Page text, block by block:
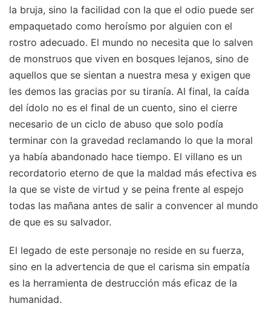
la bruja, sino la facilidad con la que el odio puede ser
empaquetado como heroísmo por alguien con el
rostro adecuado. El mundo no necesita que lo salven
de monstruos que viven en bosques lejanos, sino de
aquellos que se sientan a nuestra mesa y exigen que
les demos las gracias por su tiranía. Al final, la caída
del ídolo no es el final de un cuento, sino el cierre
necesario de un ciclo de abuso que solo podía
terminar con la gravedad reclamando lo que la moral
ya había abandonado hace tiempo. El villano es un
recordatorio eterno de que la maldad más efectiva es
la que se viste de virtud y se peina frente al espejo
todas las mañana antes de salir a convencer al mundo
de que es su salvador.
El legado de este personaje no reside en su fuerza,
sino en la advertencia de que el carisma sin empatía
es la herramienta de destrucción más eficaz de la
humanidad.